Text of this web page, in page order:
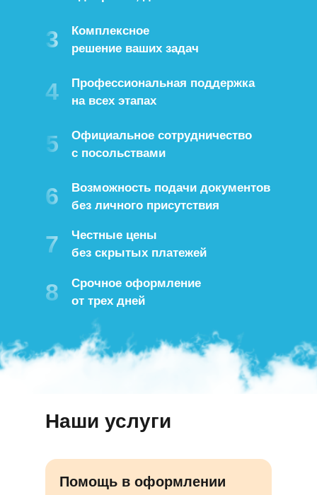
Комплексное
решение ваших задач
3
Возможность подачи документов
без личного присутствия
6
Официальное сотрудничество
с посольствами
5
Профессиональная поддержка
на всех этапах
4
Срочное оформление
от трех дней
8
Честные цены
без скрытых платежей
7
Наши услуги
Помощь в оформлении